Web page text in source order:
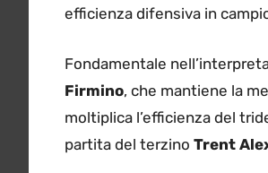
efficienza difensiva in
Fondamentale
Firmino, che mantiene la
moltiplica l’efficienza del
partita del terzino Trent